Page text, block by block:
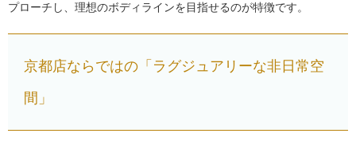
プローチし、理想のボディラインを目指せるのが特徴です。
京都店ならではの「ラグジュアリーな非日常空
間」